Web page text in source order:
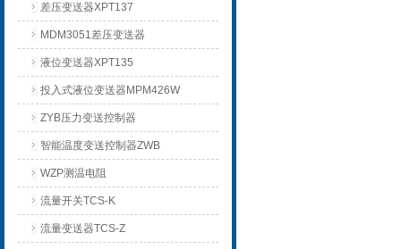
差压变送器XPT137
MDM3051差压变送器
液位变送器XPT135
投入式液位变送器MPM426W
ZYB压力变送控制器
智能温度变送控制器ZWB
WZP测温电阻
流量开关TCS-K
流量变送器TCS-Z